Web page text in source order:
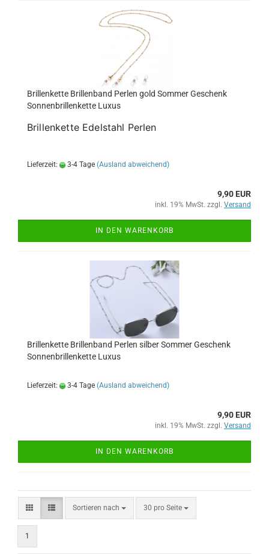
Brillenkette Brillenband Perlen gold Sommer Geschenk
Sonnenbrillenkette Luxus
Brillenkette Edelstahl Perlen
Lieferzeit: 3-4 Tage (Ausland abweichend)
9,90 EUR
inkl. 19% MwSt. zzgl. Versand
IN DEN WARENKORB
Brillenkette Brillenband Perlen silber Sommer Geschenk
Sonnenbrillenkette Luxus
Lieferzeit: 3-4 Tage (Ausland abweichend)
9,90 EUR
inkl. 19% MwSt. zzgl. Versand
IN DEN WARENKORB
Sortieren nach 30 pro Seite
1